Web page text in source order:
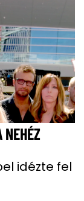
idézte fel